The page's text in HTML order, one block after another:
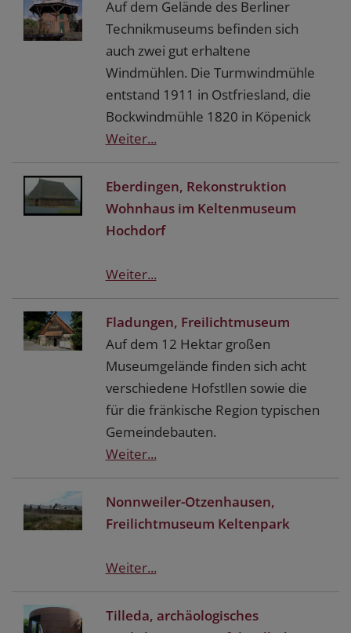
Auf dem Gelände des Berliner
Technikmuseums befinden sich
auch zwei gut erhaltene
Windmühlen. Die Turmwindmühle
entstand 1911 in Ostfriesland, die
Bockwindmühle 1820 in Köpenick
Weiter...
Eberdingen, Rekonstruktion
Wohnhaus im Keltenmuseum
Hochdorf
Weiter...
Fladungen, Freilichtmuseum
Auf dem 12 Hektar großen
Museumgelände finden sich acht
verschiedene Hofstllen sowie die
für die fränkische Region typischen
Gemeindebauten.
Weiter...
Nonnweiler-Otzenhausen,
Freilichtmuseum Keltenpark
Weiter...
Tilleda, archäologisches